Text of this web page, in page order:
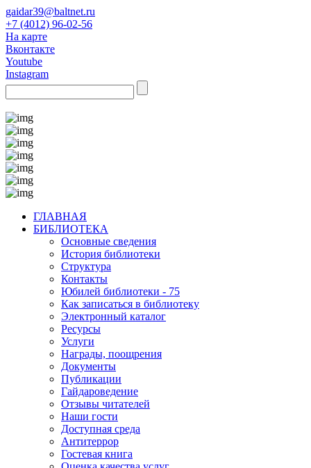
gaidar39@baltnet.ru
+7 (4012) 96-02-56
На карте
Вконтакте
Youtube
Instagram
ГЛАВНАЯ
БИБЛИОТЕКА
Основные сведения
История библиотеки
Структура
Контакты
Юбилей библиотеки - 75
Как записаться в библиотеку
Электронный каталог
Ресурсы
Услуги
Награды, поощрения
Документы
Публикации
Гайдароведение
Отзывы читателей
Наши гости
Доступная среда
Антитеррор
Гостевая книга